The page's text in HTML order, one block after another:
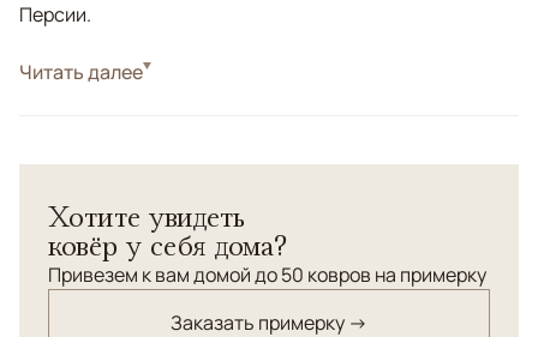
Персии.
СтильКлассические
выполнен в светлой тональности. Натуральный
Читать далее
Хотите увидеть
ковёр у себя дома?
Привезем к вам домой до 50 ковров на примерку
Заказать примерку →